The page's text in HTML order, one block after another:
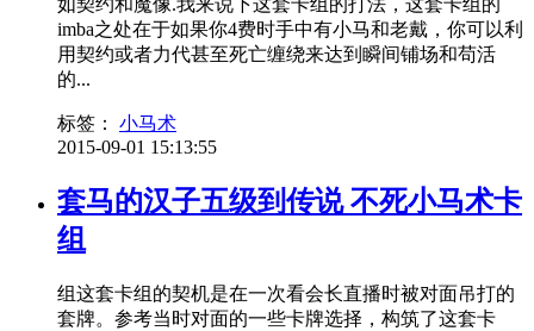
如契约和魔像.我来说下这套卡组的打法，这套卡组的
imba之处在于如果你4费时手中有小马和老戴，你可以利
用契约或者力代甚至死亡缠绕来达到瞬间铺场和苟活
的...
标签：
小马术
2015-09-01 15:13:55
套马的汉子五级到传说 不死小马术卡
组
组这套卡组的契机是在一次看会长直播时被对面吊打的
套牌。参考当时对面的一些卡牌选择，构筑了这套卡